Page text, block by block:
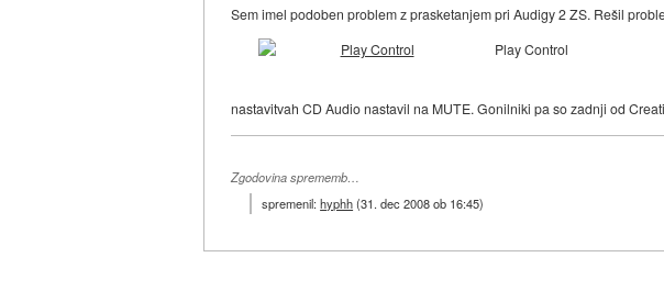
Sem imel podoben problem z prasketanjem pri Audigy 2 ZS. Rešil
Play Control
nastavitvah CD Audio nastavil na MUTE. Gonilniki pa so zadnji od
Zgodovina sprememb…
spremenil:hyphh(31. dec 2008 ob 16:45)